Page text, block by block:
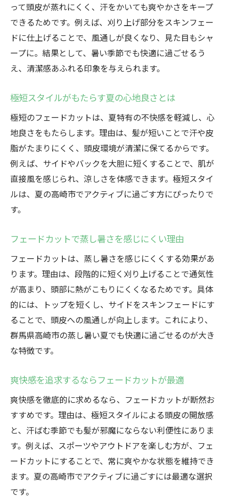
って頭皮が蒸れにくく、汗をかいても爽やかさをキープ
できるためです。例えば、刈り上げ部分をスキンフェー
ドに仕上げることで、風通しが良くなり、見た目もシャ
ープに。結果として、暑い季節でも快適に過ごせるう
え、清潔感あふれる印象を与えられます。
極短スタイルがもたらす夏の心地良さとは
極短のフェードカットは、夏特有の不快感を軽減し、心
地良さをもたらします。理由は、髪が短いことで汗や皮
脂がたまりにくく、頭皮環境が清潔に保てるからです。
例えば、サイドやバックを大胆に短くすることで、肌が
直接風を感じられ、涼しさを体感できます。極短スタイ
ルは、夏の高崎市でアクティブに過ごす方にぴったりで
す。
フェードカットで蒸し暑さを感じにくい理由
フェードカットは、蒸し暑さを感じにくくする効果があ
ります。理由は、段階的に短く刈り上げることで通気性
が高まり、頭部に熱がこもりにくくなるためです。具体
的には、トップを短くし、サイドをスキンフェードにす
ることで、頭皮への風通しが向上します。これにより、
群馬県高崎市の蒸し暑い夏でも快適に過ごせるのが大き
な特徴です。
爽快感を追求するならフェードカットが最適
爽快感を徹底的に求めるなら、フェードカットが断然お
すすめです。理由は、極短スタイルによる頭皮の開放感
と、汗ばむ季節でも髪が邪魔にならない利便性にありま
す。例えば、スポーツやアウトドアを楽しむ方が、フェ
ードカットにすることで、常に爽やかな状態を維持でき
ます。夏の高崎市でアクティブに過ごすには最適な選択
です。